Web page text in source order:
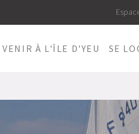
VENIR À L'ÎLE D'YEU SE